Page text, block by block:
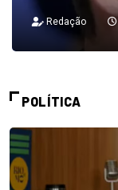
Redação
POLÍTICA